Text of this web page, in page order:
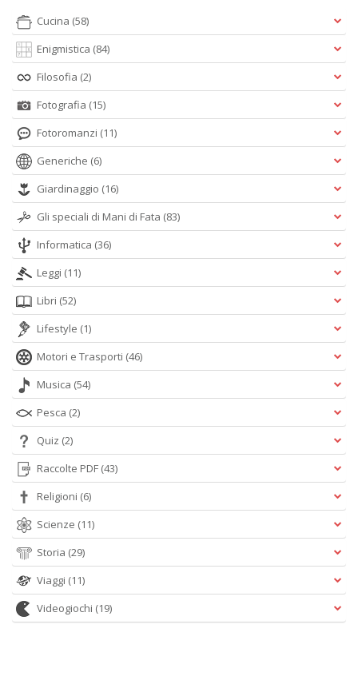
Cucina (58)
Enigmistica (84)
Filosofia (2)
Fotografia (15)
Fotoromanzi (11)
Generiche (6)
Giardinaggio (16)
Gli speciali di Mani di Fata (83)
Informatica (36)
Leggi (11)
Libri (52)
Lifestyle (1)
Motori e Trasporti (46)
Musica (54)
Pesca (2)
Quiz (2)
Raccolte PDF (43)
Religioni (6)
Scienze (11)
Storia (29)
Viaggi (11)
Videogiochi (19)